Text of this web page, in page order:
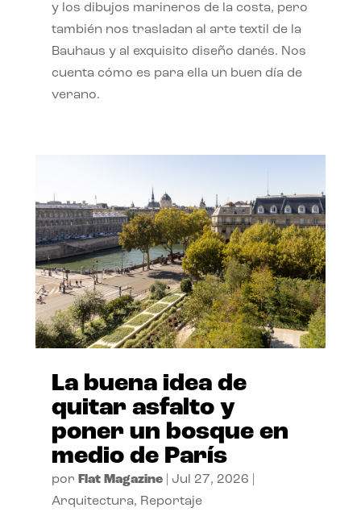
y los dibujos marineros de la costa, pero
también nos trasladan al arte textil de la
Bauhaus y al exquisito diseño danés. Nos
cuenta cómo es para ella un buen día de
verano.
La buena idea de
quitar asfalto y
poner un bosque en
medio de París
por Flat Magazine| Jul 27, 2026
Arquitectura, Reportaje